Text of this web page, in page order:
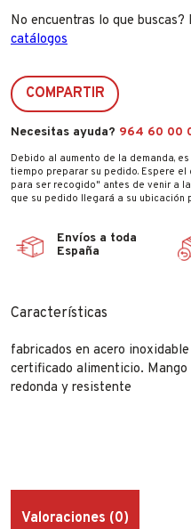
No encuentras lo que
catálogos
COMPARTIR
Necesitas ayuda? 964 60 00
Debido al aumento de la demanda,
tiempo preparar su pedido. Espere
para ser recogido" antes de venir a
que su pedido llegará a su ubicación
Envíos a toda
España
Características
fabricados en acero
certificado alimenticio.
redonda y resistente
Valoraciones (0)